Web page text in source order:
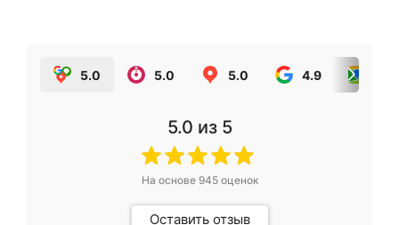
5.0 5.0 5.0 4.9
5.0 из 5
На основе 945оценок
Оставить отзыв